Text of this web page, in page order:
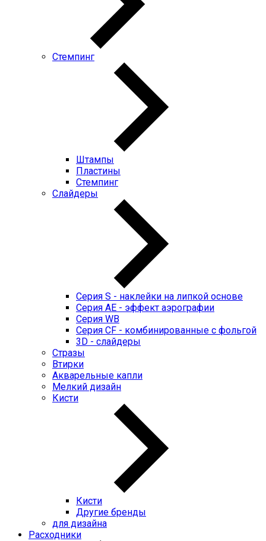
Стемпинг
Штампы
Пластины
Стемпинг
Слайдеры
Серия S - наклейки на липкой основе
Серия AE - эффект аэрографии
Серия WB
Серия CF - комбинированные с фольгой
3D - слайдеры
Стразы
Втирки
Акварельные капли
Мелкий дизайн
Кисти
Кисти
Другие бренды
для дизайна
Расходники